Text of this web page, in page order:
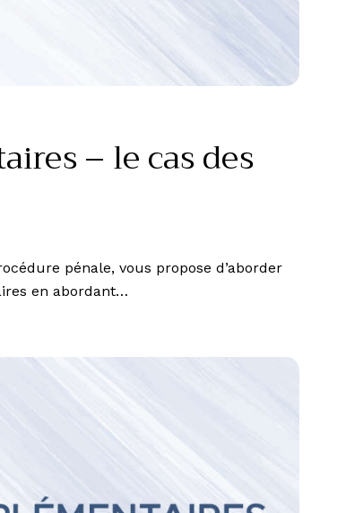
– le cas des
pénale, vous propose d’aborder
en abordant…